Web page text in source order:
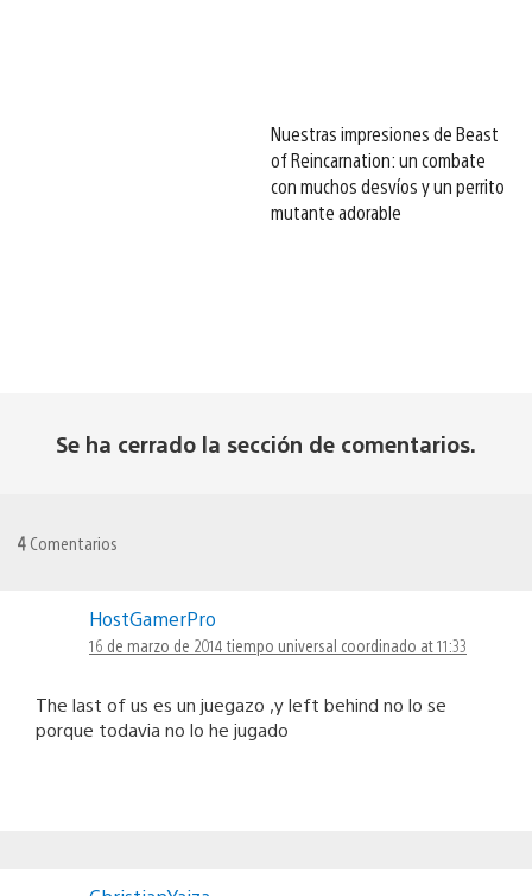
Nuestras impresiones de Beast
of Reincarnation: un combate
con muchos desvíos y un perrito
mutante adorable
Se ha cerrado la sección de comentarios.
4 Comentarios
HostGamerPro
16 de marzo de 2014 tiempo universal coordinado at 11:33
The last of us es un juegazo ,y left behind no lo se
porque todavia no lo he jugado